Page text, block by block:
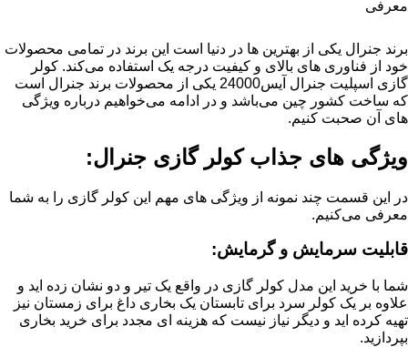
معرفی
برند جنرال یکی از بهترین ها در دنیا است این برند در تمامی محصولات
خود از فناوری های بالای و کیفیت درجه یک استفاده می‌کند. کولر
گازی اسپلیت جنرال آیس24000 یکی از محصولات برند جنرال است
که ساخت کشور چین می‌باشد و در ادامه می‌خواهیم درباره ویژگی
های آن صحبت کنیم.
ویژگی های جذاب کولر گازی جنرال:
در این قسمت چند نمونه از ویژگی های مهم این کولر گازی را به شما
معرفی می‌کنیم.
قابلیت سرمایش و گرمایش:
شما با خرید این مدل کولر گازی در واقع یک تیر و دو نشان زده اید و
علاوه بر یک کولر سرد برای تابستان یک بخاری داغ برای زمستان نیز
تهیه کرده اید و دیگر نیاز نیست که هزینه ای مجدد برای خرید بخاری
بپردازید.